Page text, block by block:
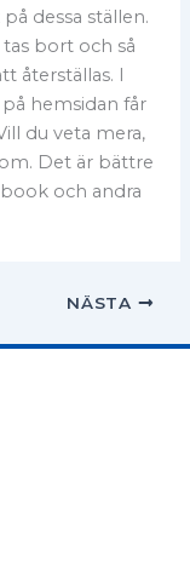
dessa ställen.
bort och så
återställas. I
hemsidan får
du veta mera,
Det är bättre
och andra
NÄSTA